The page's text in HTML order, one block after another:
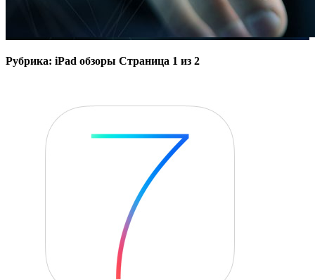
Рубрика: iPad обзоры Страница 1 из 2